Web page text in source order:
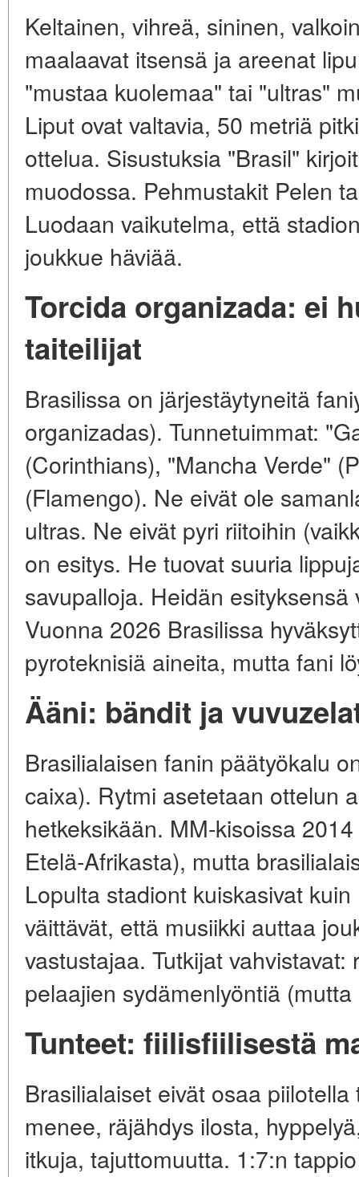
Keltainen, vihreä, sininen,
maalaavat itsensä ja areenat
"mustaa kuolemaa" tai "ultras"
Liput ovat valtavia, 50 metriä
ottelua. Sisustuksia "Brasil"
muodossa. Pehmustakit Pelen
Luodaan vaikutelma, että
joukkue häviää.
Torcida organizada: ei
taiteilijat
Brasilissa on järjestäytyneitä
organizadas). Tunnetuimmat:
(Corinthians), "Mancha Verde"
(Flamengo). Ne eivät ole
ultras. Ne eivät pyri riitoihin
on esitys. He tuovat suuria
savupalloja. Heidän
Vuonna 2026 Brasilissa
pyroteknisiä aineita, mutta fani
Ääni: bändit ja
Brasilialaisen fanin päätyökalu
caixa). Rytmi asetetaan ottelun
hetkeksikään. MM-kisoissa
Etelä-Afrikasta), mutta
Lopulta stadiont kuiskasivat
väittävät, että musiikki auttaa
vastustajaa. Tutkijat
pelaajien sydämenlyöntiä
Tunteet: fiilisfiilisestä
Brasilialaiset eivät osaa
menee, räjähdys ilosta,
itkuja, tajuttomuutta. 1:7:n